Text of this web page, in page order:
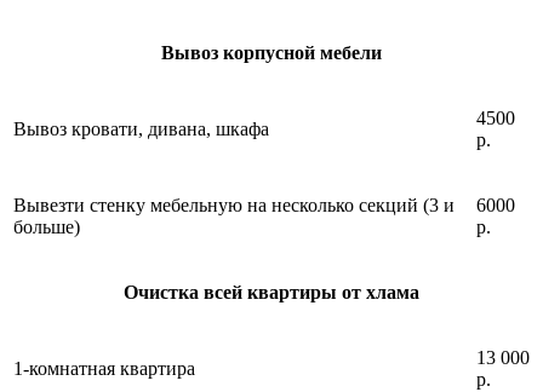
Вывоз корпусной мебели
Вывоз кровати, дивана, шкафа
4500
р.
Вывезти стенку мебельную на несколько секций (3 и
больше)
6000
р.
Очистка всей квартиры от хлама
1-комнатная квартира
13 000
р.